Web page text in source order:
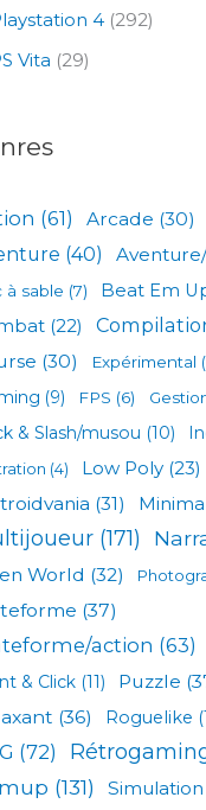
4 (292)
Vita (29)
(61) Arcade (30)
(40)
à sable (7) Beat Em
(22)
(30) Expérimental
(9) FPS (6)
& Slash/musou (10)
(4) Low Poly (23)
(31)
(171)
World (32)
(37)
action (63)
& Click(11) Puzzle
(36) Roguelike
(72)
(131) Simulation